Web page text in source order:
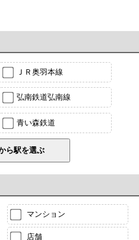
ＪＲ奥羽本線
弘南鉄道弘南線
青い森鉄道
マンション
店舗